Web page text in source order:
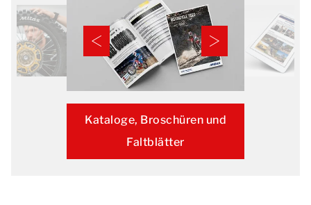
Kataloge, Broschüren und
Faltblätter